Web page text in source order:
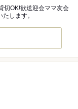
切OK!歓送迎会ママ友会
します。